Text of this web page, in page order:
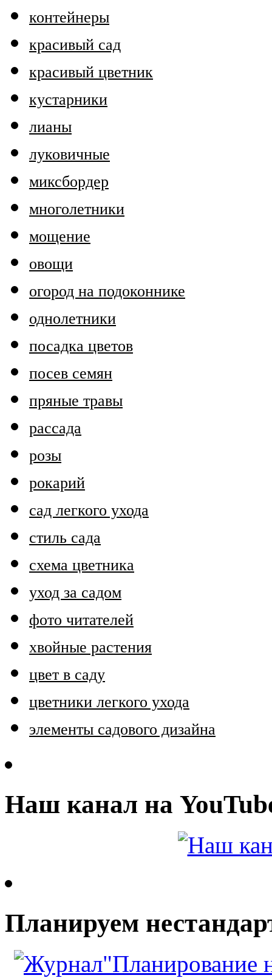
контейнеры
красивый сад
красивый цветник
кустарники
лианы
луковичные
миксбордер
многолетники
мощение
овощи
огород на подоконнике
однолетники
посадка цветов
посев семян
пряные травы
рассада
розы
рокарий
сад легкого ухода
стиль сада
схема цветника
уход за садом
фото читателей
хвойные растения
цвет в саду
цветники легкого ухода
элементы садового дизайна
Наш канал на
Планируем